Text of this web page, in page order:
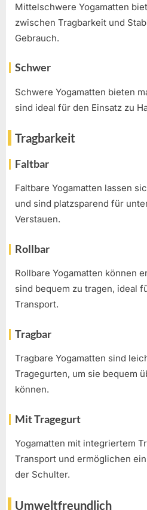
Mittelschwere Yogamatten
zwischen Tragbarkeit und
Gebrauch.
Schwer
Schwere Yogamatten bieten
sind ideal für den Einsatz zu
Tragbarkeit
Faltbar
Faltbare Yogamatten lassen
und sind platzsparend für
Verstauen.
Rollbar
Rollbare Yogamatten können
sind bequem zu tragen, ideal
Transport.
Tragbar
Tragbare Yogamatten sind
Tragegurten, um sie bequem
können.
Mit Tragegurt
Yogamatten mit integriertem
Transport und ermöglichen
der Schulter.
Umweltfreundlich